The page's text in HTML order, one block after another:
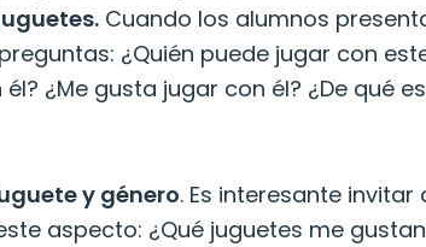
Cuando los alumnos
¿Quién puede jugar con
¿Me gusta jugar con él? ¿De qué
y género. Es interesante invitar
aspecto: ¿Qué juguetes me gustan